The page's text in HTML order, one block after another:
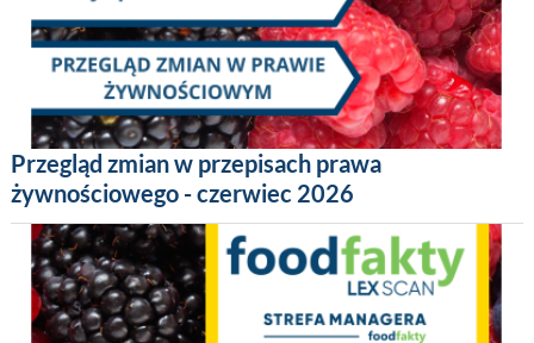
Przegląd zmian w przepisach prawa
żywnościowego - czerwiec 2026